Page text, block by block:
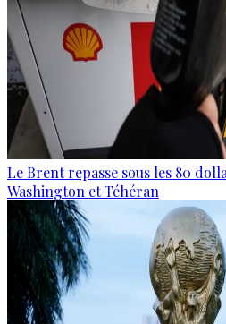
Le Brent repasse sous les 80
Washington et Téhéran